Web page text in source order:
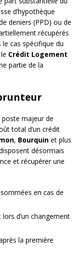
d’hypothèque
deniers (PPD) ou de
récupérés
cas spécifique du
Crédit Logement
partie de la
majeur de
total d’un crédit
, Bourquin et plus
désormais
et récupérer une
en cas de
d’un changement
la première